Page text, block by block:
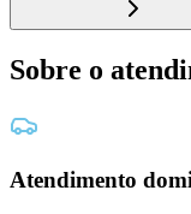
Sobre o
Atendimento